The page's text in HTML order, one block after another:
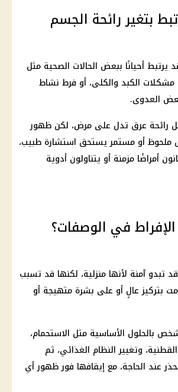
بتغير رائحة الجسم
يرتبط أحيانًا ببعض الحالات الصحية مثل
مشكلات الكبد والكلى، أو فرط نشاط
العدوى.
رائحة عرق تدل على مرض، لكن ظهور
ملحوظ أو مستمر يستحق استشارة طبيب،
أمراضًا مزمنة أو يتناولون أدوية
الإفراط في الوصفات؟
تبدو آمنة لأنها منزلية، لكنها قد تسبب
بتركيز عالٍ أو على بشرة متهيجة أو
بالحلول الأساسية مثل الاستحمام،
وتغيير النظام الغذائي، ثم
عند الحاجة، مع إيقافها فور ظهور أي